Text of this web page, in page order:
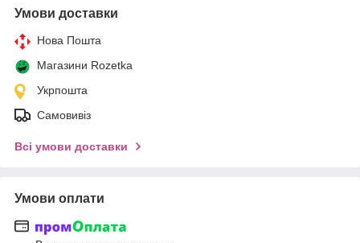
Умови доставки
Нова Пошта
Магазини Rozetka
Укрпошта
Самовивіз
Всі умови доставки
Умови оплати